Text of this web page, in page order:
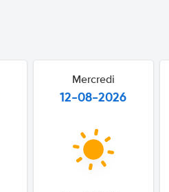
Mercredi
12-08-2026